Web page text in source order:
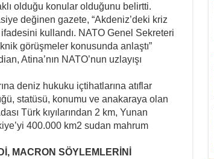
olduğu konular olduğunu belirtti.
değinen gazete, “Akdeniz’deki kriz
kullandı. NATO Genel Sekreteri
görüşmeler konusunda anlaştı”
Atina’nın NATO’nun uzlayışı
deniz hukuku içtihatlarına atıflar
statüsü, konumu ve anakaraya olan
Türk kıyılarından 2 km, Yunan
400.000 km2 sudan mahrum
MACRON SÖYLEMLERİNİ